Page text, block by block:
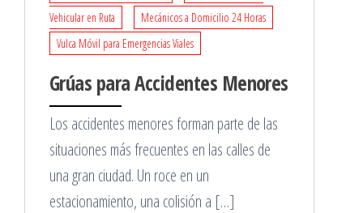
Vehicular en Ruta
Mecánicos a Domicilio 24 Horas
Vulca Móvil para Emergencias Viales
Grúas para Accidentes Menores
Los accidentes menores forman parte de las
situaciones más frecuentes en las calles de
una gran ciudad. Un roce en un
estacionamiento, una colisión a […]